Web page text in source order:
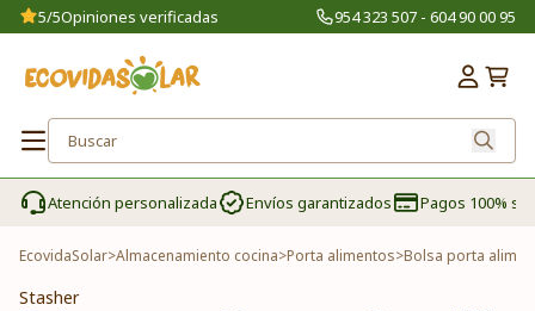
5/5Opiniones verificadas 954 323 507 - 604 90 00 95
Atención personalizada Envíos garantizados Pagos 100%
EcovidaSolar>Almacenamiento cocina>Porta alimentos>Bolsa porta
Stasher